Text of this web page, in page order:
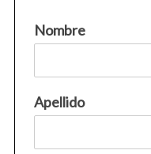
Nombre
Apellido
e
h
f